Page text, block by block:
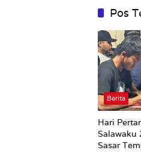
Pos
Berita
Hari
Salawaku
Sasar